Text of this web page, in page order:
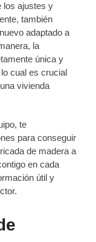
los ajustes y
también
adaptado a
la
única y
cual es crucial
vivienda
te
para conseguir
de madera a
en cada
útil y